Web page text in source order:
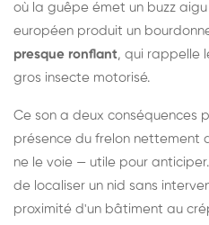
où la guêpe émet un buzz
européen produit un
presque ronflant, qui rappelle
gros insecte motorisé.
Ce son a deux conséquences
présence du frelon nettement
ne le voie — utile pour
de localiser un nid sans
proximité d'un bâtiment au